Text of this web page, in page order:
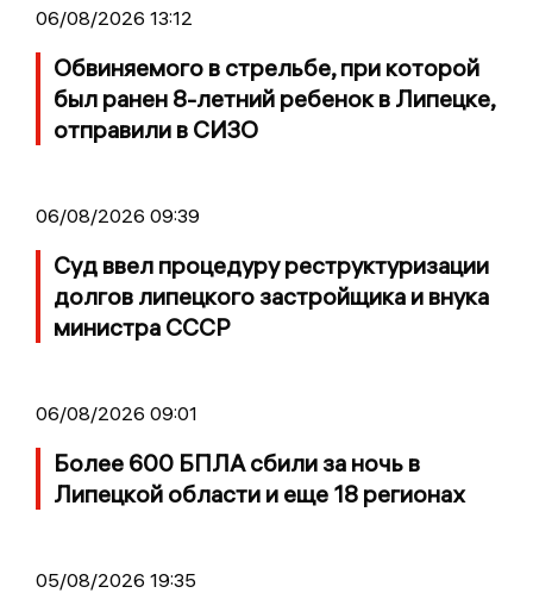
06/08/2026 13:12
Обвиняемого в стрельбе, при которой
был ранен 8-летний ребенок в Липецке,
отправили в СИЗО
06/08/2026 09:39
Суд ввел процедуру реструктуризации
долгов липецкого застройщика и внука
министра СССР
06/08/2026 09:01
Более 600 БПЛА сбили за ночь в
Липецкой области и еще 18 регионах
05/08/2026 19:35